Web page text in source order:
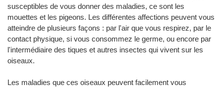
susceptibles de vous donner des maladies, ce sont les
mouettes et les pigeons. Les différentes affections peuvent vous
atteindre de plusieurs façons : par l'air que vous respirez, par le
contact physique, si vous consommez le germe, ou encore par
l'intermédiaire des tiques et autres insectes qui vivent sur les
oiseaux.
Les maladies que ces oiseaux peuvent facilement vous